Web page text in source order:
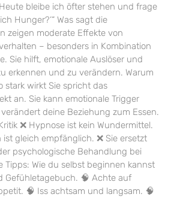
bleibe ich öfter stehen und frage
Hunger?‘“ Was sagt die
zeigen moderate Effekte von
– besonders in Kombination
Sie hilft, emotionale Auslöser und
erkennen und zu verändern. Warum
stark wirkt Sie spricht das
an. Sie kann emotionale Trigger
deine Beziehung zum Essen.
❌ Hypnose ist kein Wundermittel.
ist gleich empfänglich. ❌ Sie ersetzt
psychologische Behandlung bei
Tipps: Wie du selbst beginnen kannst
Gefühletagebuch. 🧠 Achte auf
🧠 Iss achtsam und langsam. 🧠